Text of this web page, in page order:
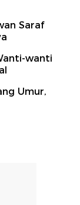
Saraf
wanti
Umur,